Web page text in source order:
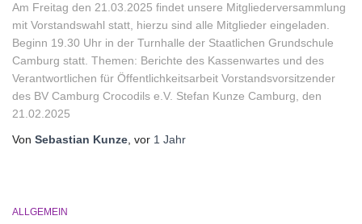
Am Freitag den 21.03.2025 findet unsere Mitgliederversammlung
mit Vorstandswahl statt, hierzu sind alle Mitglieder eingeladen.
Beginn 19.30 Uhr in der Turnhalle der Staatlichen Grundschule
Camburg statt. Themen: Berichte des Kassenwartes und des
Verantwortlichen für Öffentlichkeitsarbeit Vorstandsvorsitzender
des BV Camburg Crocodils e.V. Stefan Kunze Camburg, den
21.02.2025
Von Sebastian Kunze, vor 1 Jahr
ALLGEMEIN